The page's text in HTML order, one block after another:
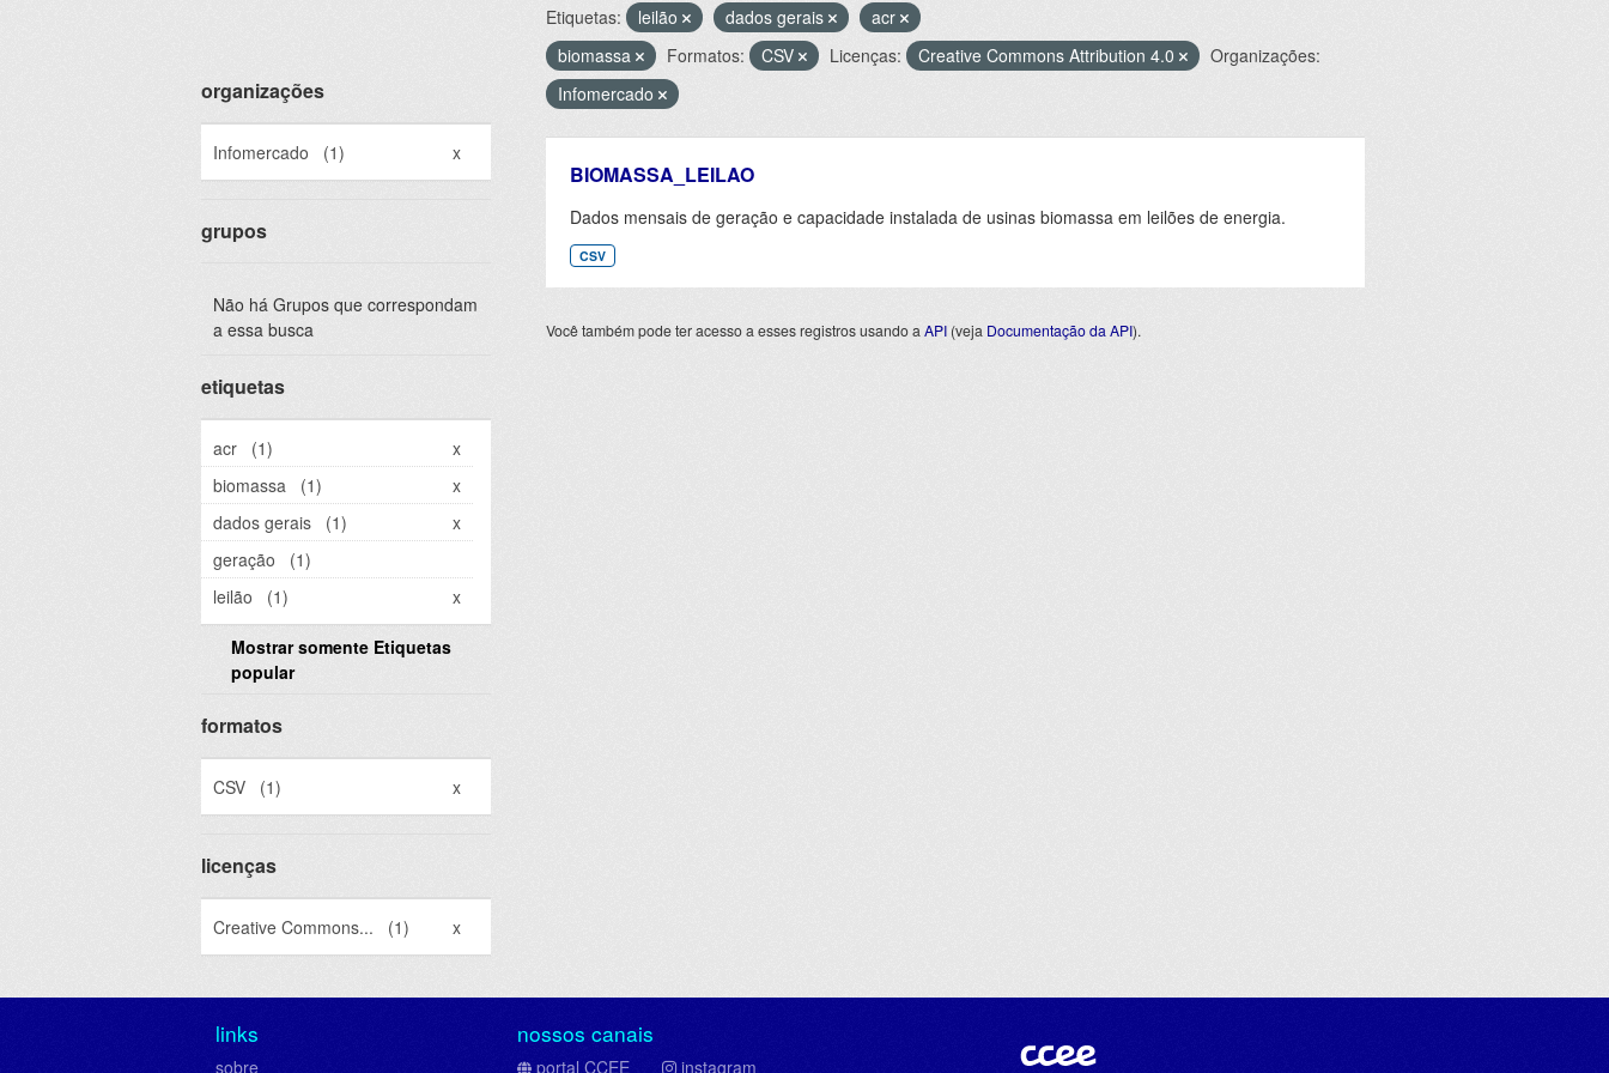
organizações
Infomercado (1) x
grupos
Não há Grupos que correspondam
a essa busca
etiquetas
acr (1)
x
biomassa
(1)
x
dados gerais
(1)
x
geração
(1)
leilão
(1) x
Mostrar somente Etiquetas
popular
formatos
CSV (1) x
licenças
Creative Commons... (1) x
Etiquetas: leilão dados gerais
acr
biomassa
Formatos: CSV Licenças: Creative Commons Attribution 4.0
Organizações:
Infomercado
BIOMASSA_LEILAO
Dados mensais de geração e capacidade instalada de usinas biomassa em leilões de energia.
CSV
Você também pode ter acesso a esses registros usando a API (veja Documentação da API).
links
sobre
nossos canais
portal CCEE instagram